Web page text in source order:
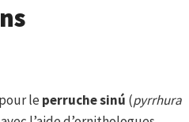
le perruche sinú (pyrrhura